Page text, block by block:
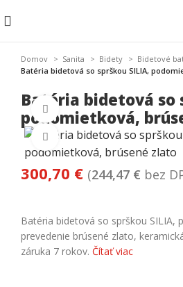
Domov Sanita Bidety
Bidetové
Batéria bidetová so sprškou SILIA,
Batéria bidetová so
podomietková,
Watch video
Kliknite pre zväčšenie
300,70 € (244,47 € bez
Batéria bidetová so sprškou SILIA,
prevedenie brúsené zlato,
záruka 7 rokov. Čítať viac